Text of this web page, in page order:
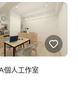
個人工作室